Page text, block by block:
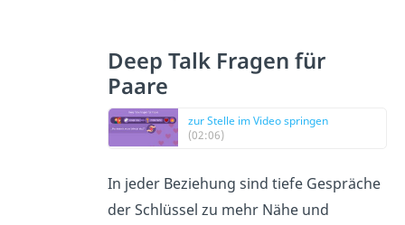
Deep Talk Fragen für
Paare
zur Stelle im Video springen
(02:06)
In jeder Beziehung sind tiefe Gespräche
der Schlüssel zu mehr Nähe und